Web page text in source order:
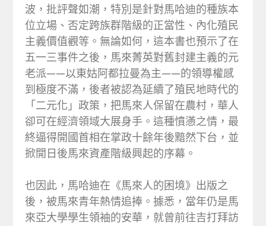
波，批評聲如潮，特別是針對馬哈迪的種族本
位立場、否定跨族群階級的正當性、內化殖民
主義價值觀等。無論如何，這本書也預示了在
五一三事件之後，馬來菁英對舊封建主義的元
老派——以東姑阿都拉曼為主——的領導權感
到極度不滿，後者被認為延續了殖民地時代的
「二元化」政策，把馬來人保留在農村，華人
卻可在經濟領域大展身手。這種憤懣之情，最
終逼得開國首相在掌政十餘年後黯然下台，並
掀開日後馬來資產階級興起的序幕。
也因此，馬哈迪在《馬來人的困境》出版之
後，被馬來青年熱情追捧。據悉，當年仍是馬
來亞大學學生領袖的安華，就曾前往吉打拜訪